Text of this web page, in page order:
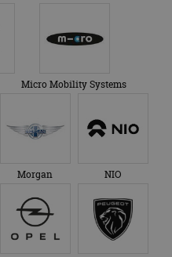
Micro Mobility Systems
Morgan NIO